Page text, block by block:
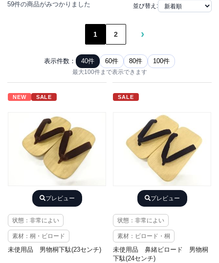
59件の商品がみつかりました 並び替え:
1 2 ›
表示件数： 40件 60件 80件 100件
最大100件まで表示できます
NEW SALE
プレビュー
状態：非常によい
素材：桐・ビロード
未使用品 男物桐下駄(23センチ)
SALE
プレビュー
状態：非常によい
素材：ビロード・桐
未使用品 鼻緒ビロード 男物桐
下駄(24センチ)